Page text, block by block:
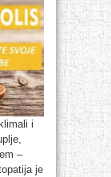
i
–
je